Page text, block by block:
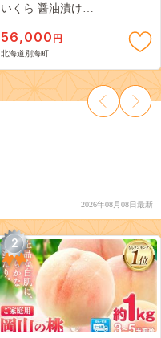
いくら 醤油漬け
56,000 円
北海道別海町
2026年08月08日最新
2